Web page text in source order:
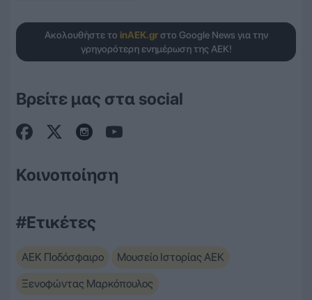
Ακολουθήστε το inAEK.grστο Google News για την
γρηγορότερη ενημέρωση της ΑΕΚ!
Βρείτε μας στα social
Κοινοποίηση
#Ετικέτες
ΑΕΚ Ποδόσφαιρο
Μουσείο Ιστορίας ΑΕΚ
Ξενοφώντας Μαρκόπουλος